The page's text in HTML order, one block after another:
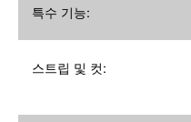
특수 기능:
스트립 및 컷: